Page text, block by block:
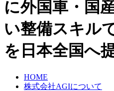
に外国車・国
い整備スキル
を日本全国へ
HOME
株式会社AGIについて